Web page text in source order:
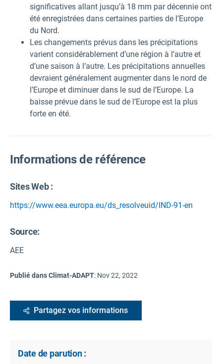
significatives allant jusqu’à 18 mm par décennie ont
été enregistrées dans certaines parties de l’Europe
du Nord.
Les changements prévus dans les précipitations
varient considérablement d’une région à l’autre et
d’une saison à l’autre. Les précipitations annuelles
devraient généralement augmenter dans le nord de
l’Europe et diminuer dans le sud de l’Europe. La
baisse prévue dans le sud de l’Europe est la plus
forte en été.
Informations de référence
Sites Web :
https://www.eea.europa.eu/ds_resolveuid/IND-91-en
Source:
AEE
Publié dans Climat-ADAPT: Nov 22, 2022
Partagez vos informations
Date de parution :